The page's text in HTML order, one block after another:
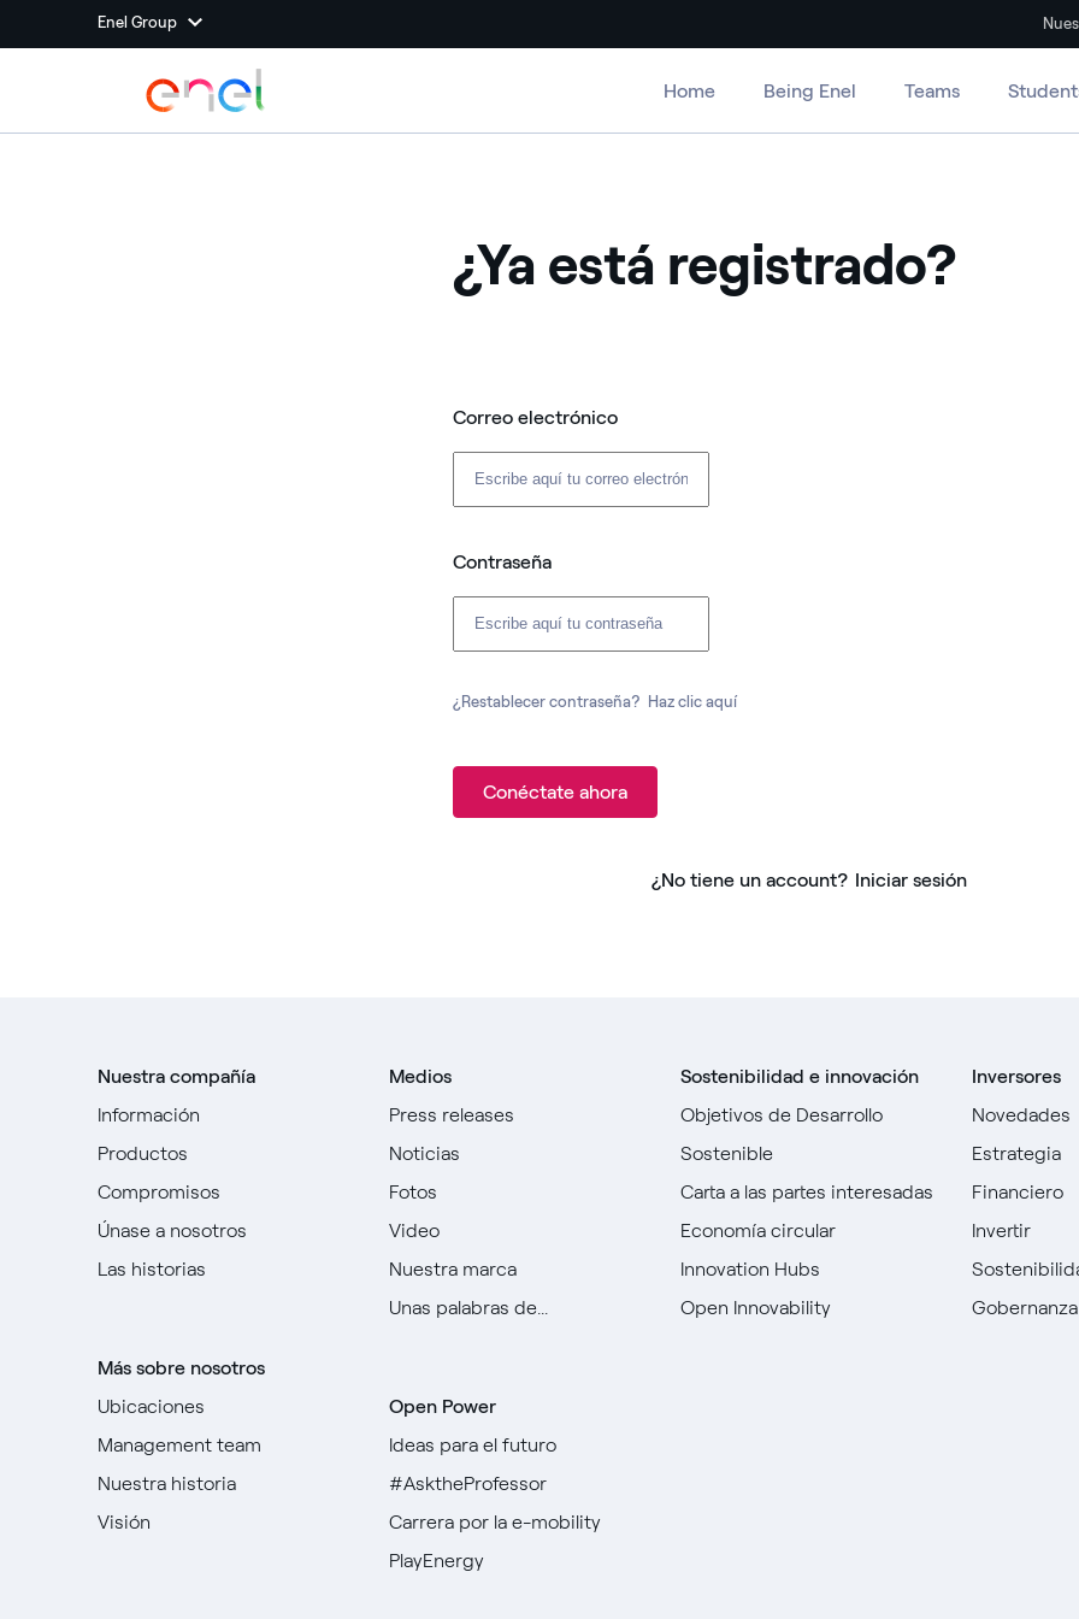
Enel Group
Home Being Enel Teams
¿Ya está registrado?
Correo electrónico
Contraseña
¿Restablecer contraseña? Haz clic aquí
Conéctate ahora
¿No tiene un account? Iniciar sesión
Nuestra compañía
Información
Productos
Compromisos
Únase a nosotros
Las historias
Más sobre nosotros
Ubicaciones
Management team
Nuestra historia
Visión
Medios
Press releases
Noticias
Fotos
Video
Nuestra marca
Unas palabras de...
Open Power
Ideas para el futuro
#AsktheProfessor
Carrera por la e-mobility
PlayEnergy
Sostenibilidad e innovación
Objetivos de Desarrollo
Sostenible
Carta a las partes interesadas
Economía circular
Innovation Hubs
Open Innovability
Inversores
Novedades
Estrategia
Financiero
Invertir
Gobernanza